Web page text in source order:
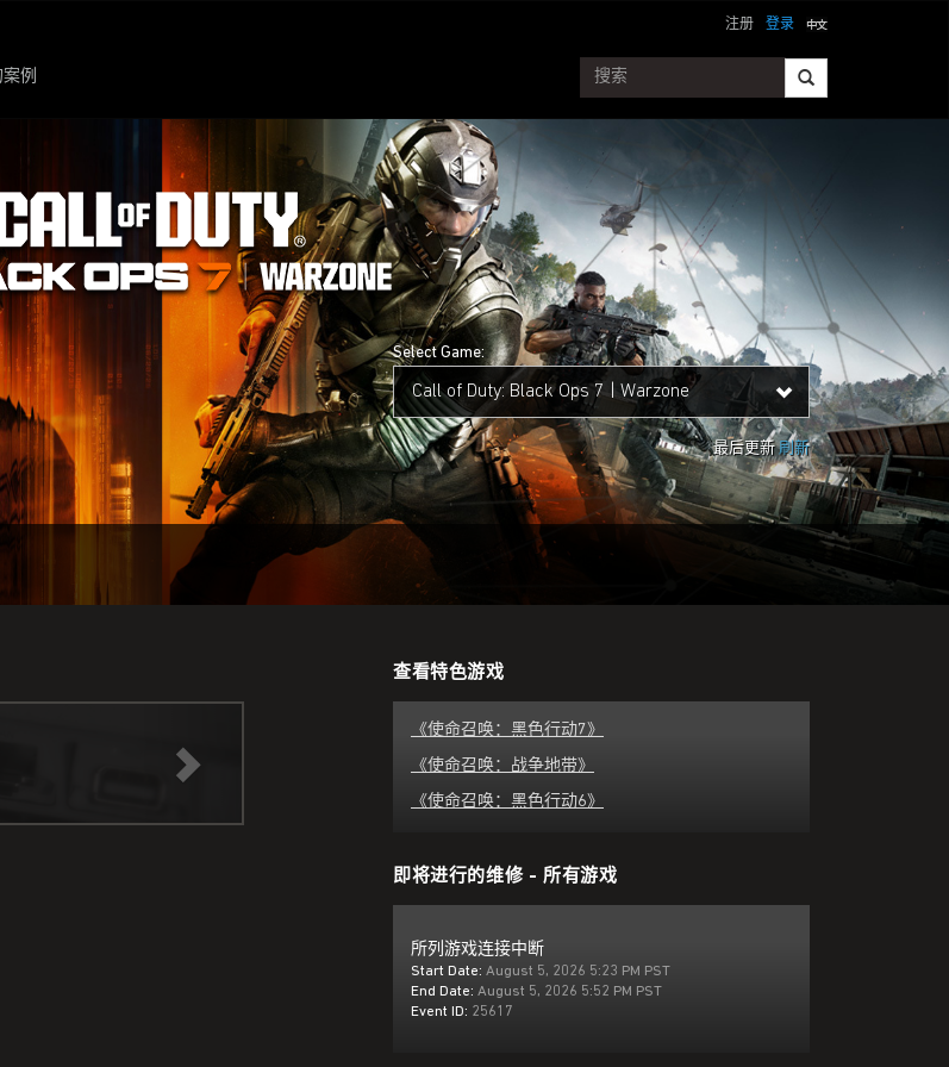
登录
注册
例
Select Game:
最后更新刷新
尝试使用有线连接网络。
查看特色游戏
《使命召唤：黑色行动7》
《使命召唤：战争地带》
《使命召唤：黑色行动6》
即将进行的维修 - 所有游戏
所列游戏连接中断
Start Date: August 5, 2026 5:23 PM PST
End Date: August 5, 2026 5:52 PM PST
Event ID: 25617